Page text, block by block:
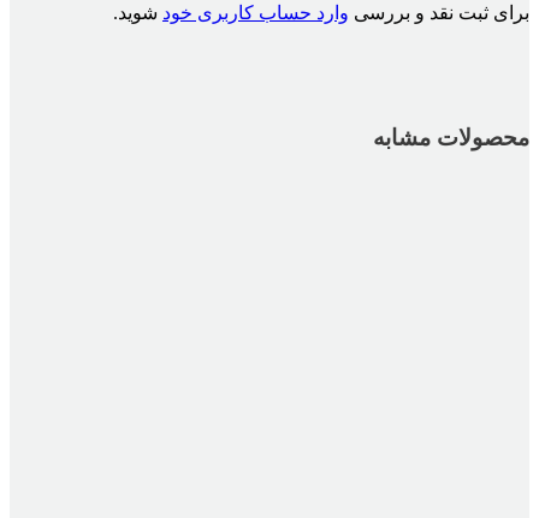
برای ثبت نقد و بررسی وارد حساب کاربری خود شوید.
محصولات مشابه